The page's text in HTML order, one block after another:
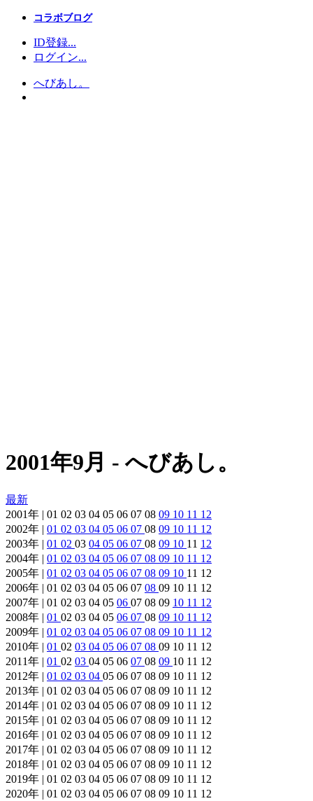
コラボブログ
ID登録...
ログイン...
へびあし。
2001年9月 - へびあし。
最新
2001年 | 01 02 03 04 05 06 07 08 09 10 11 12
2002年 | 01 02 03 04 05 06 07 08 09 10 11 12
2003年 | 01 02 03 04 05 06 07 08 09 10 11 12
2004年 | 01 02 03 04 05 06 07 08 09 10 11 12
2005年 | 01 02 03 04 05 06 07 08 09 10 11 12
2006年 | 01 02 03 04 05 06 07 08 09 10 11 12
2007年 | 01 02 03 04 05 06 07 08 09 10 11 12
2008年 | 01 02 03 04 05 06 07 08 09 10 11 12
2009年 | 01 02 03 04 05 06 07 08 09 10 11 12
2010年 | 01 02 03 04 05 06 07 08 09 10 11 12
2011年 | 01 02 03 04 05 06 07 08 09 10 11 12
2012年 | 01 02 03 04 05 06 07 08 09 10 11 12
2013年 | 01 02 03 04 05 06 07 08 09 10 11 12
2014年 | 01 02 03 04 05 06 07 08 09 10 11 12
2015年 | 01 02 03 04 05 06 07 08 09 10 11 12
2016年 | 01 02 03 04 05 06 07 08 09 10 11 12
2017年 | 01 02 03 04 05 06 07 08 09 10 11 12
2018年 | 01 02 03 04 05 06 07 08 09 10 11 12
2019年 | 01 02 03 04 05 06 07 08 09 10 11 12
2020年 | 01 02 03 04 05 06 07 08 09 10 11 12